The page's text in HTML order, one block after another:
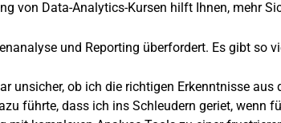
von Data-Analytics-Kursen hilft Ihnen, mehr
und Reporting überfordert. Es gibt so
unsicher, ob ich die richtigen Erkenntnisse aus
führte, dass ich ins Schleudern geriet, wenn